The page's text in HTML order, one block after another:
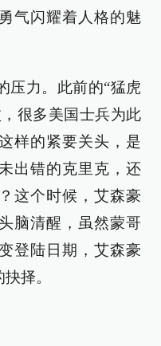
气闪耀着人格的魅
压力。此前的“猛虎
很多美国士兵为此
样的紧要关头，是
出错的克里克，还
这个时候，艾森豪
脑清醒，虽然蒙哥
登陆日期，艾森豪
择。